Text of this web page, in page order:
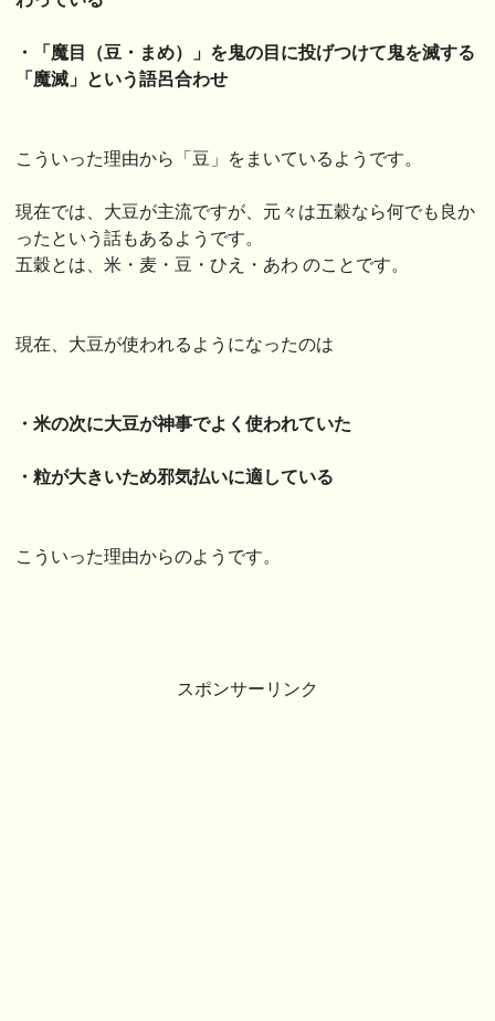
・「魔目（豆・まめ）」を鬼の目に投げつけて鬼を滅する
「魔滅」という語呂合わせ
こういった理由から「豆」をまいているようです。
現在では、大豆が主流ですが、元々は五穀なら何でも良か
ったという話もあるようです。
五穀とは、米・麦・豆・ひえ・あわ のことです。
現在、大豆が使われるようになったのは
・米の次に大豆が神事でよく使われていた
・粒が大きいため邪気払いに適している
こういった理由からのようです。
スポンサーリンク